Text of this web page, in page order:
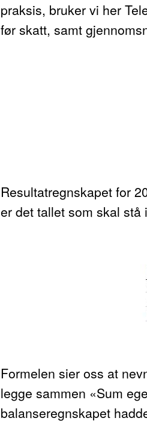
praksis, bruker vi her
før skatt, samt
Resultatregnskapet for
er det tallet som skal stå
Formelen sier oss at
legge sammen «Sum
balanseregnskapet